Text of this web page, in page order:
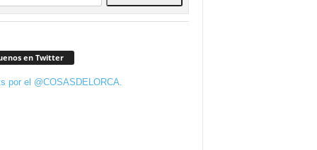
en Twitter
por el @COSASDELORCA.